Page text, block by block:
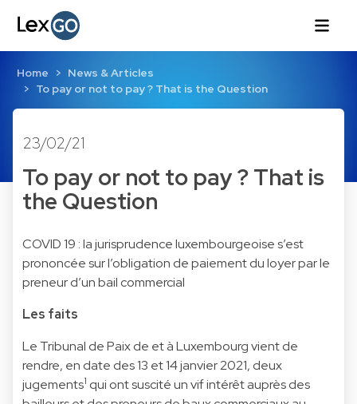
Home
News & Articles
To pay or not to pay ? That is the Question
23/02/21
To pay or not to pay ? That is
the Question
COVID 19 : la jurisprudence luxembourgeoise s’est
prononcée sur l’obligation de paiement du loyer par le
preneur d’un bail commercial
Les faits
Le Tribunal de Paix de et à Luxembourg vient de
rendre, en date des 13 et 14 janvier 2021, deux
jugements1 qui ont suscité un vif intérêt auprès des